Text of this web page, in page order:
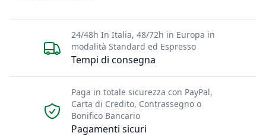
Tempi di consegna
24/48h In Italia, 48/72h in Europa in
modalità Standard ed Espresso
Pagamenti sicuri
Paga in totale sicurezza con PayPal,
Carta di Credito, Contrassegno o
Bonifico Bancario